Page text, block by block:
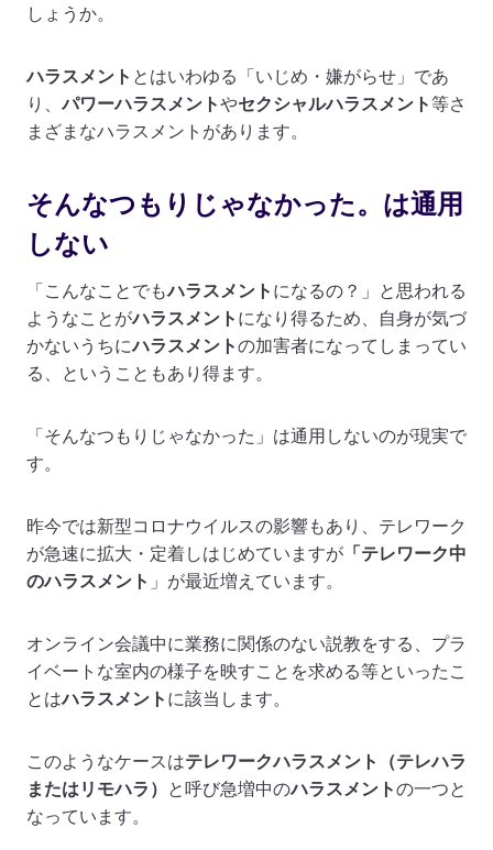
しょうか。
ハラスメント とはいわゆる「いじめ・嫌がらせ」であ
り、パワーハラスメントやセクシャルハラスメント等さ
まざまなハラスメントがあります。
そんなつもりじゃなかった。は通用
しない
「こんなことでもハラスメントになるの？」と思われる
ようなことがハラスメントになり得るため、自身が気づ
かないうちにハラスメントの加害者になってしまってい
る、ということもあり得ます。
「そんなつもりじゃなかった」は通用しないのが現実で
す。
昨今では新型コロナウイルスの影響もあり、テレワーク
が急速に拡大・定着しはじめていますが 「テレワーク中
のハラスメント 」が最近増えています。
オンライン会議中に業務に関係のない説教をする、プラ
イベートな室内の様子を映すことを求める等といったこ
とはハラスメントに該当します。
このようなケースはテレワークハラスメント（テレハラ
またはリモハラ） と呼び急増中のハラスメントの一つと
なっています。